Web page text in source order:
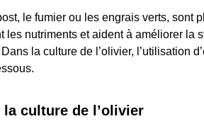
le fumier ou les engrais verts, sont
les nutriments et aident à améliorer la
la culture de l’olivier, l’utilisation
culture de l’olivier